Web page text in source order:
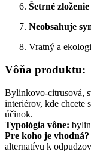
Šetrné zloženie
Neobsahuje
Vratný a
Vôňa produktu:
Bylinkovo-citrusová,
interiérov, kde chcete
účinok.
Typológia vône:
Pre koho je vhodná?
alternatívu k